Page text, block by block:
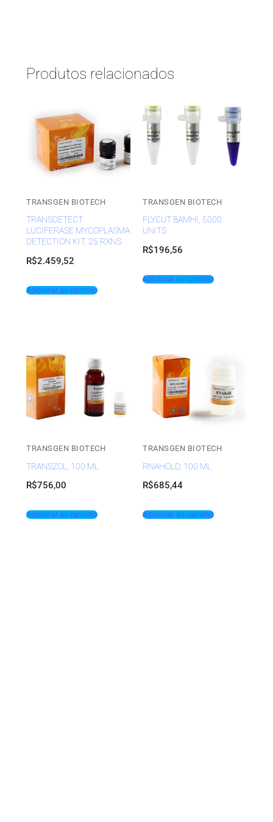
Produtos relacionados
TRANSGEN BIOTECH
TRANSDETECT
LUCIFERASE MYCOPLASMA
DETECTION KIT, 25 RXNS
R$2.459,52
Adicionar ao carrinho
TRANSGEN BIOTECH
FLYCUT BAMHI, 5000
UNITS
R$196,56
Adicionar ao carrinho
TRANSGEN BIOTECH
TRANSZOL, 100 ML
R$756,00
Adicionar ao carrinho
TRANSGEN BIOTECH
RNAHOLD, 100 ML
R$685,44
Adicionar ao carrinho